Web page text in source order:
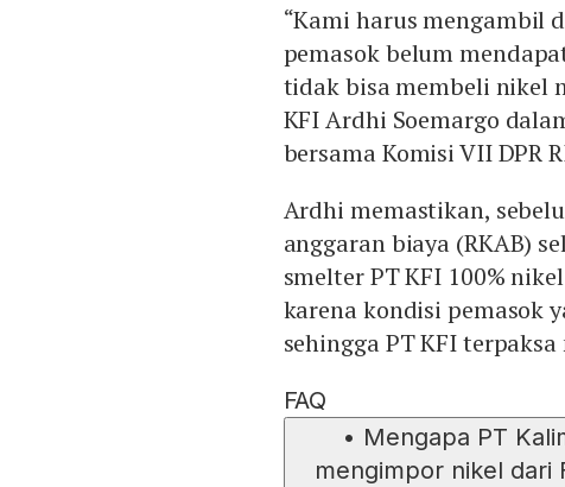
“Kami harus mengambil
pemasok belum
tidak bisa membeli nikel
KFI Ardhi Soemargo
bersama Komisi VII DPR
Ardhi memastikan,
anggaran biaya (RKAB)
smelter PT KFI 100%
karena kondisi pemasok
sehingga PT KFI
FAQ
• Mengapa PT
mengimpor nikel dari